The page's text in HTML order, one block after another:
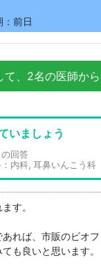
：前日
て、2名の医師か
いましょう
回答
内科, 耳鼻いんこう科
す。
れば、市販のビオ
も良いと思います。